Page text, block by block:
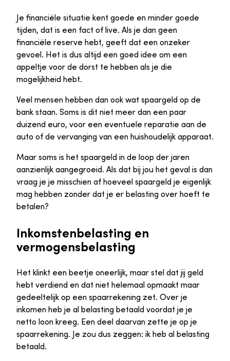
Je financiële situatie kent goede en minder goede
tijden, dat is een fact of live. Als je dan geen
financiële reserve hebt, geeft dat een onzeker
gevoel. Het is dus altijd een goed idee om een
appeltje voor de dorst te hebben als je die
mogelijkheid hebt.
Veel mensen hebben dan ook wat spaargeld op de
bank staan. Soms is dit niet meer dan een paar
duizend euro, voor een eventuele reparatie aan de
auto of de vervanging van een huishoudelijk apparaat.
Maar soms is het spaargeld in de loop der jaren
aanzienlijk aangegroeid. Als dat bij jou het geval is dan
vraag je je misschien af hoeveel spaargeld je eigenlijk
mag hebben zonder dat je er belasting over hoeft te
betalen?
Inkomstenbelasting en
vermogensbelasting
Het klinkt een beetje oneerlijk, maar stel dat jij geld
hebt verdiend en dat niet helemaal opmaakt maar
gedeeltelijk op een spaarrekening zet. Over je
inkomen heb je al belasting betaald voordat je je
netto loon kreeg. Een deel daarvan zette je op je
spaarrekening. Je zou dus zeggen: ik heb al belasting
betaald.